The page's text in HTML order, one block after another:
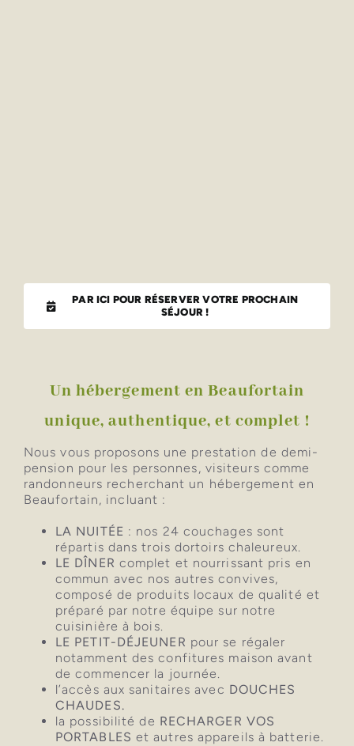
PAR ICI POUR RÉSERVER VOTRE PROCHAIN
SÉJOUR !
Un hébergement en Beaufortain
unique, authentique, et complet !
Nous vous proposons une prestation de demi-
pension pour les personnes, visiteurs comme
randonneurs recherchant un hébergement en
Beaufortain, incluant :
LA NUITÉE : nos 24 couchages sont
répartis dans trois dortoirs chaleureux.
LE DÎNER complet et nourrissant pris en
commun avec nos autres convives,
composé de produits locaux de qualité et
préparé par notre équipe sur notre
cuisinière à bois.
LE PETIT-DÉJEUNER pour se régaler
notamment des confitures maison avant
de commencer la journée.
l’accès aux sanitaires avec DOUCHES
CHAUDES.
la possibilité de RECHARGER VOS
PORTABLES et autres appareils à batterie.